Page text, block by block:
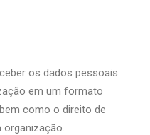
os dados pessoais
em um formato
como o direito de